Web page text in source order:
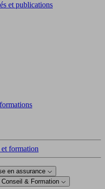
et publications
formation
en assurance
Conseil & Formation